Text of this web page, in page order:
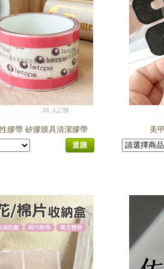
36 人訂購
膠帶 矽膠膜具清潔膠帶
選購
美